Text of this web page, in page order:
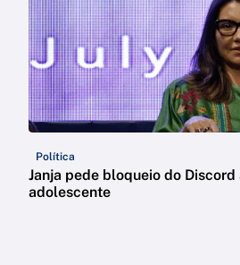
Política
Janja pede bloqueio do
adolescente